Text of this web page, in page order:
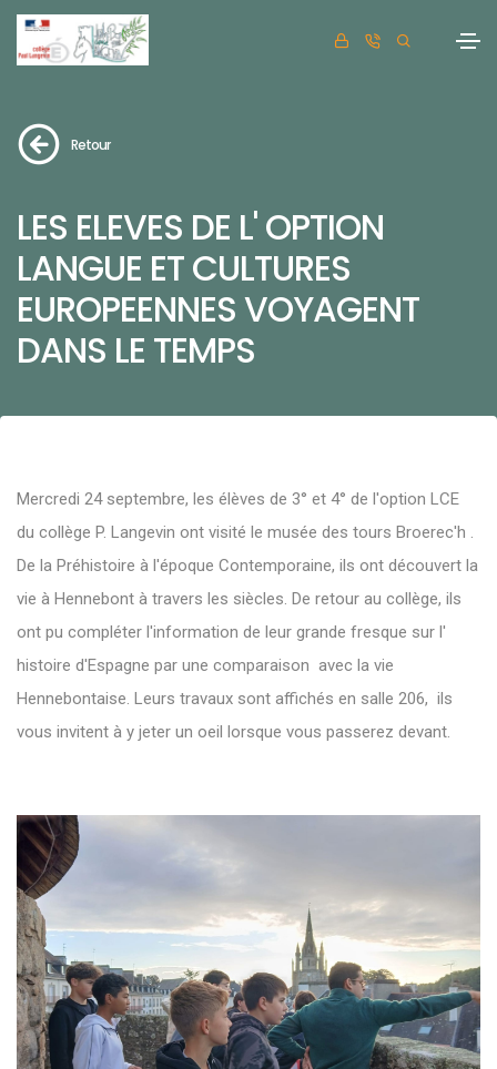
Retour
LES ELEVES DE L' OPTION
LANGUE ET CULTURES
EUROPEENNES VOYAGENT
DANS LE TEMPS
Mercredi 24 septembre, les élèves de 3° et 4° de l'option LCE
du collège P. Langevin ont visité le musée des tours Broerec'h .
De la Préhistoire à l'époque Contemporaine, ils ont découvert la
vie à Hennebont à travers les siècles. De retour au collège, ils
ont pu compléter l'information de leur grande fresque sur l'
histoire d'Espagne par une comparaison avec la vie
Hennebontaise. Leurs travaux sont affichés en salle 206, ils
vous invitent à y jeter un oeil lorsque vous passerez devant.